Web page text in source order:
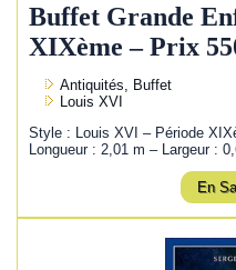
Buffet Grande
XIXème – Prix
Antiquités, Buffet
Louis XVI
Style : Louis XVI – Période
Longueur : 2,01 m – Largeur :
En